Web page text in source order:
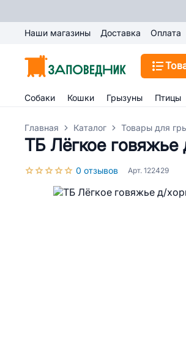
Наши магазины Доставка Оплата
Собаки Кошки Грызуны Птицы
Главная Каталог Товары для
ТБ Лёгкое говяжье
0 отзывов Арт. 122429